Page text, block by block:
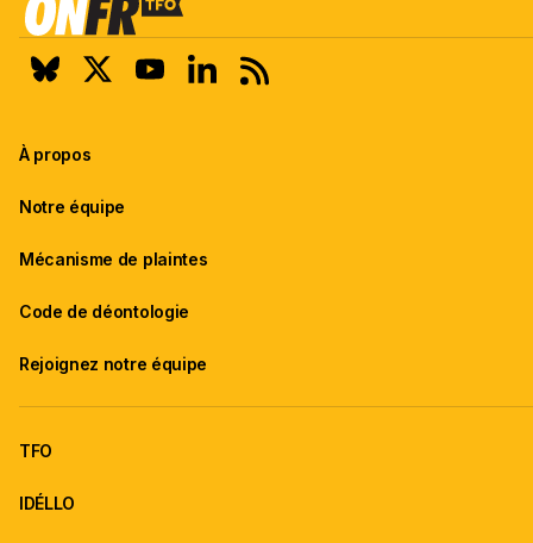
À propos
Notre équipe
Mécanisme de plaintes
Code de déontologie
Rejoignez notre équipe
TFO
IDÉLLO